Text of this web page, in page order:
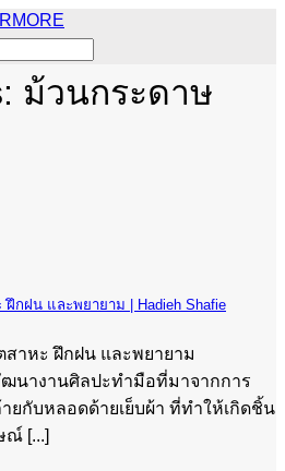
ม้วนกระดาษ
กฝน และพยายาม | Hadieh Shafie
ตสาหะ ฝึกฝน และพยายาม
ฒนางานศิลปะทำมือที่มาจากการ
กับหลอดด้ายเย็บผ้า ที่ทำให้เกิดชิ้น
ณ์ [...]